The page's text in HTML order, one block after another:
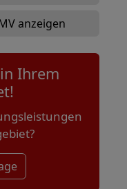
anzeigen
Ihrem